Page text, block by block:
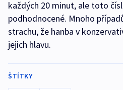
každých 20 minut, ale toto
podhodnocené. Mnoho
strachu, že hanba v
jejich hlavu.
ŠTÍTKY